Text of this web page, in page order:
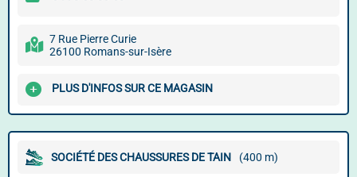
7 Rue Pierre Curie
26100 Romans-sur-Isère
PLUS D'INFOS SUR CE MAGASIN
SOCIÉTÉ DES CHAUSSURES DE TAIN (400 m)